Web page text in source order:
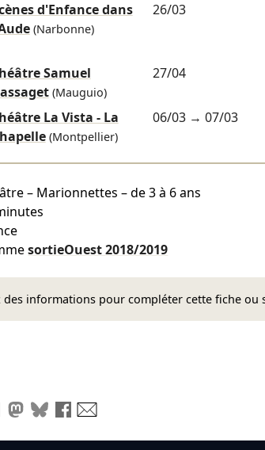
d'Enfance dans
(Narbonne)
26/03
Samuel
(Mauguio)
27/04
La Vista - La
(Montpellier)
06/03→ 07/03
– Marionnettes – de 3 à 6 ans
sortieOuest2018/2019
des informations pour compléter cette fiche ou
le lien
Partager sur LinkedIn
Partager sur Mastodon
Partager sur Bluesky
Partager sur Facebook